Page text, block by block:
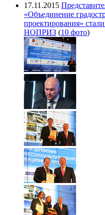
17.11.2015
«Объединение
проектирования»
НОПРИЗ (10 фото)